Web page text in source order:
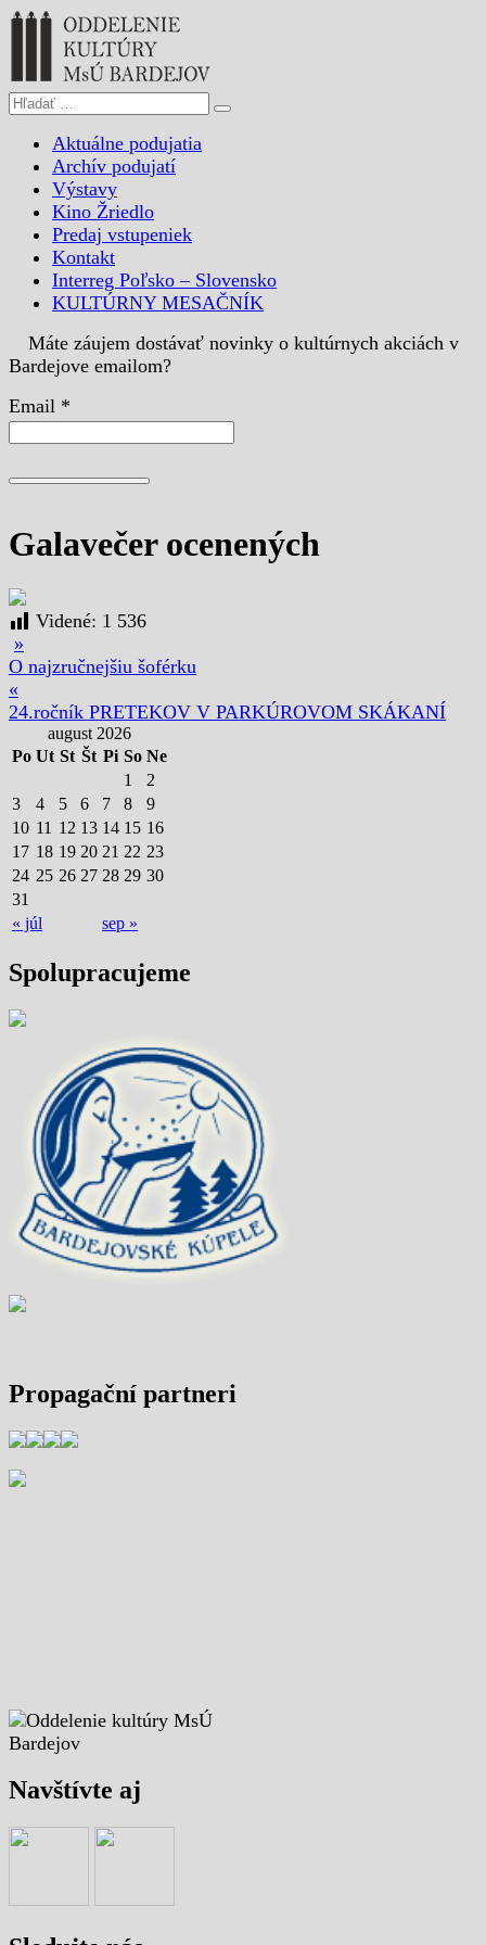
Aktuálne podujatia
Archív podujatí
Výstavy
Kino Žriedlo
Predaj vstupeniek
Kontakt
Interreg Poľsko – Slovensko
KULTÚRNY MESAČNÍK
Máte záujem dostávať novinky o kultúrnych akciách v
Bardejove emailom?
Email *
Galavečer ocenených
Videné: 1 536
»
O najzručnejšiu šoférku
«
24.ročník PRETEKOV V PARKÚROVOM SKÁKANÍ
august 2026
Po Ut St Št Pi So Ne
« júl sep »
1
2
3
4 5 6 7 8
9
10 11 12 13 14 15 16
17 18 19 20 21 22 23
24 25 26 27 28 29 30
31
Spolupracujeme
Propagační partneri
Navštívte aj